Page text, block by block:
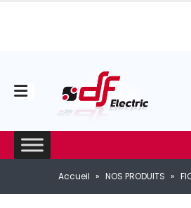
Accueil » NOS PRODUITS »